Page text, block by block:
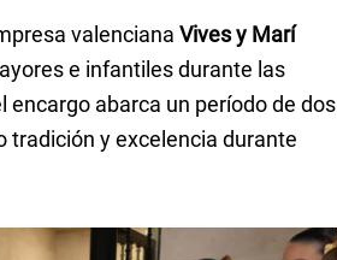
valenciana Vives y Marí
e infantiles durante las
encargo abarca un período de dos
tradición y excelencia durante